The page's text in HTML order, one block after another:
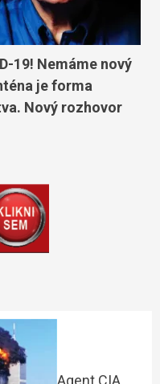
19! Nemáme nový
je forma
Nový rozhovor